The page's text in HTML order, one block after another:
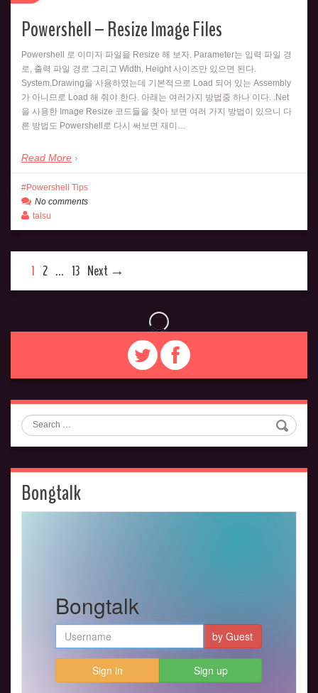
Powershell – Resize Image Files
Powershell 로 이미지 파일을 Resize 해 보자. Parameter는 입력 파일 경
로, 출력 파일 경로 그리고 Width, Height 사이즈만 있으면 된다.
System.Drawing을 사용하였는데 기본적으로 Load 되어 있는 Assembly
가 아니므로 Load 해 줘야 한다. 아래는 여러가지 방법중 하나 이다. .Net
을 사용한 Image Resize 코드들을 찾아 보면 여러 가지 방법이 있으니 다
른 방법도 Powershell로 다시 써보면 재미…
Read More
Powershell Tips
No comments
talsu
1 2 … 13 Next →
Search
Bongtalk